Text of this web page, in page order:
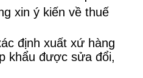
xin ý kiến về thuế
định xuất xứ hàng
khẩu được sửa đổi,